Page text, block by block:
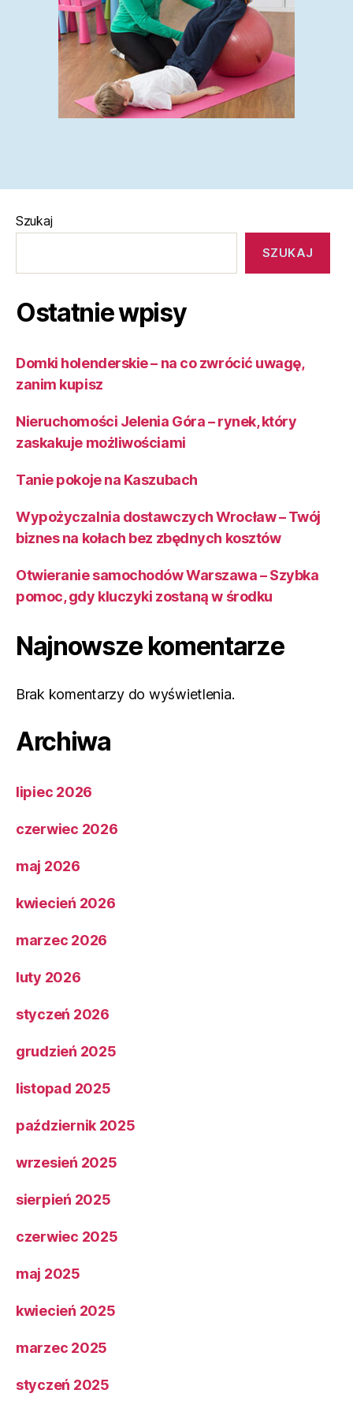
Szukaj
SZUKAJ
Ostatnie wpisy
Domki holenderskie – na co zwrócić uwagę,
zanim kupisz
Nieruchomości Jelenia Góra – rynek, który
zaskakuje możliwościami
Tanie pokoje na Kaszubach
Wypożyczalnia dostawczych Wrocław – Twój
biznes na kołach bez zbędnych kosztów
Otwieranie samochodów Warszawa – Szybka
pomoc, gdy kluczyki zostaną w środku
Najnowsze komentarze
Brak komentarzy do wyświetlenia.
Archiwa
lipiec 2026
czerwiec 2026
maj 2026
kwiecień 2026
marzec 2026
luty 2026
styczeń 2026
grudzień 2025
listopad 2025
październik 2025
wrzesień 2025
sierpień 2025
czerwiec 2025
maj 2025
kwiecień 2025
marzec 2025
styczeń 2025